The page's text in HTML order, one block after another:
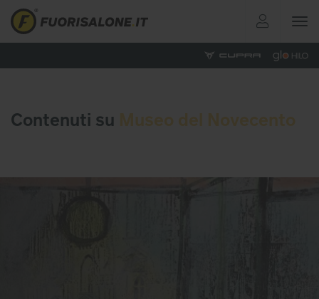
Toggle
Contenuti su